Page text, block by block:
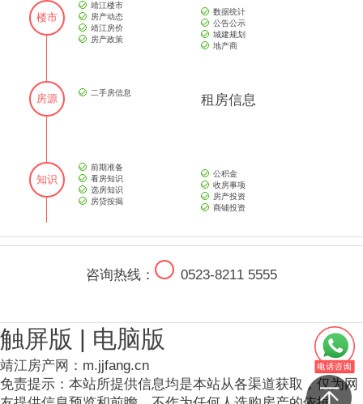
楼市
靖江楼市
房产动态
靖江房价
房产政策
数据统计
公告公示
城建规划
地产商
房源 二手房信息 租房信息
知识
前期准备
看房知识
选房知识
房贷按揭
公积金
收房事项
房产投资
商铺投资
咨询热线： 0523-8211 5555
触屏版 | 电脑版
靖江房产网 ：m.jjfang.cn
免责提示：本站所提供信息均是本站从各渠道获取，仅为网